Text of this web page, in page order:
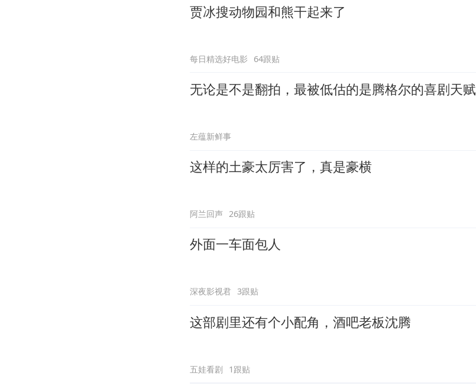
贾冰搜动物园和熊干起来了
每日精选好电影 64跟贴
无论是不是翻拍，最被低估的是腾格尔的喜剧天赋
左蕴新鲜事
这样的土豪太厉害了，真是豪横
阿兰回声 26跟贴
外面一车面包人
深夜影视君 3跟贴
这部剧里还有个小配角，酒吧老板沈腾
五娃看剧 1跟贴